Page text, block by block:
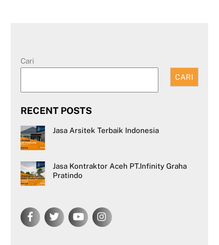
Cari
CARI
RECENT POSTS
Jasa Arsitek Terbaik Indonesia
Jasa Kontraktor Aceh PT.Infinity Graha
Pratindo